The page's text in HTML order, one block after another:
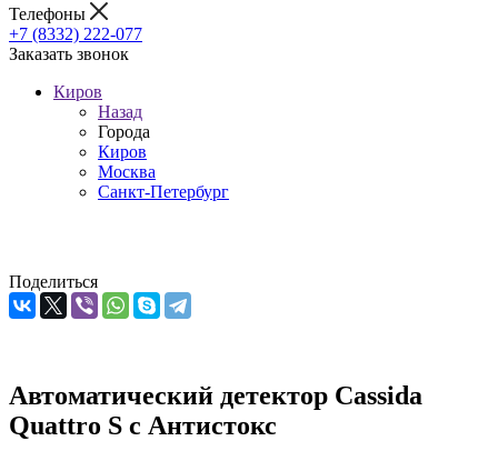
Телефоны
+7 (8332) 222-077
Заказать звонок
Киров
Назад
Города
Киров
Москва
Санкт-Петербург
Поделиться
Автоматический детектор Cassida
Quattro S с Антистокс